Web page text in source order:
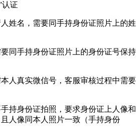
认证
姓名，需要同手持身份证照片上的姓
同手持身份证照片上的身份证号保持
人真实微信号，客服审核过程中需要
持身份证拍照，要求身份证上人像和
人像同本人照片一致（手持身份